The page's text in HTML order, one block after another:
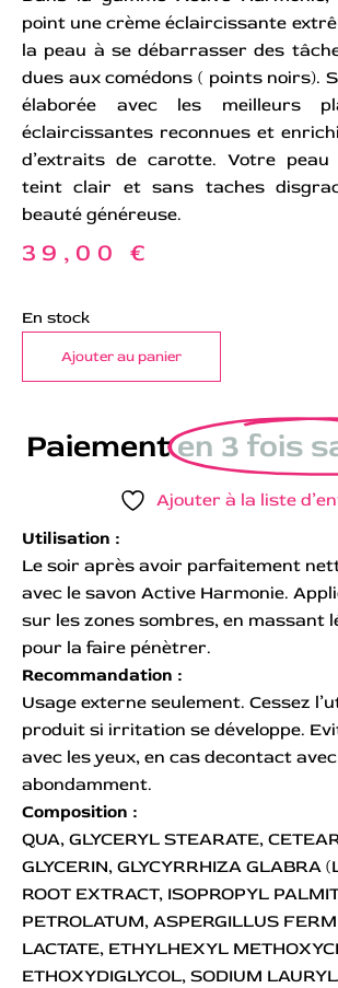
point une crème éclaircissante
la peau à se débarrasser des
dues aux comédons ( points noirs).
élaborée avec les meilleurs
éclaircissantes reconnues et
d’extraits de carotte. Votre
teint clair et sans taches
beauté généreuse.
39,00 €
En stock
Ajouter au panier
Paiementen 3 fois
Ajouter à la liste
Utilisation :
Le soir après avoir parfaitement
avec le savon Active Harmonie.
sur les zones sombres, en massant
pour la faire pénètrer.
Recommandation :
Usage externe seulement. Cessez
produit si irritation se développe.
avec les yeux, en cas decontact
abondamment.
Composition :
QUA, GLYCERYL STEARATE,
GLYCERIN, GLYCYRRHIZA GLABRA
ROOT EXTRACT, ISOPROPYL
PETROLATUM, ASPERGILLUS
LACTATE, ETHYLHEXYL
ETHOXYDIGLYCOL, SODIUM